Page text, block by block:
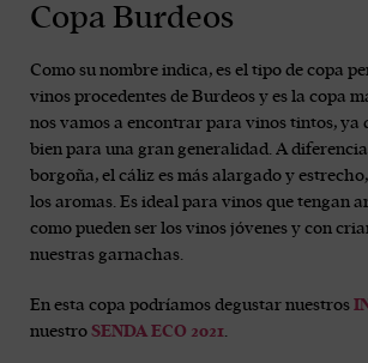
Copa Burdeos
Como su nombre indica, es el tipo de copa
vinos procedentes de Burdeos y es la copa
nos vamos a encontrar para vinos tintos, ya
bien para una gran generalidad. A
borgoña, el cáliz es más alargado y
los aromas. Es ideal para vinos que tengan
como pueden ser los vinos jóvenes y con
nuestras garnachas.
En esta copa podríamos degustar nuestros
nuestro SENDA ECO 2021.